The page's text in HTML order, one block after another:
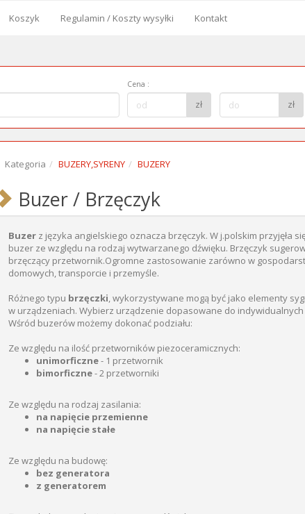
Koszyk Regulamin / Koszty wysyłki Kontakt
Cena od
:
zł
do:
zł
Kategoria BUZERY,SYRENY BUZERY
Buzer / Brzęczyk
Buzer z języka angielskiego oznacza brzęczyk. W j.polskim przyjęła
buzer ze względu na rodzaj wytwarzanego dźwięku. Brzęczyk
brzęczący przetwornik.Ogromne zastosowanie zarówno w
domowych, transporcie i przemyśle.
Różnego typu brzęczki, wykorzystywane mogą być jako elementy
w urządzeniach. Wybierz urządzenie dopasowane do
Wśród buzerów możemy dokonać podziału:
Ze względu na ilość przetworników piezoceramicznych:
unimorficzne- 1 przetwornik
bimorficzne- 2 przetworniki
Ze względu na rodzaj zasilania:
na napięcie przemienne
na napięcie stałe
Ze względu na budowę:
bez generatora
z generatorem